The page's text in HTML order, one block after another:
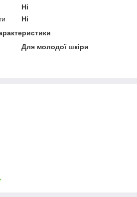
Ні
Ні
Для молодої шкіри